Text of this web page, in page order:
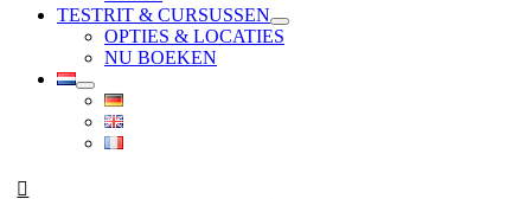
TESTRIT & CURSUSSEN
OPTIES & LOCATIES
NU BOEKEN